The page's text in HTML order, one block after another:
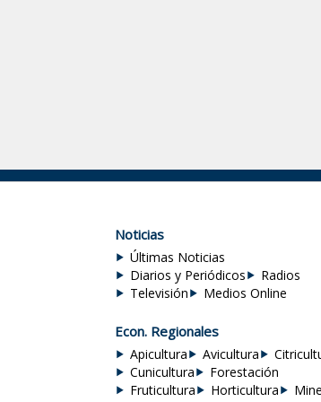
Noticias
Últimas Noticias
Diarios y Periódicos
Radios
Televisión
Medios Online
Econ. Regionales
Apicultura Avicultura
Cunicultura
Forestación
Fruticultura
Horticultura